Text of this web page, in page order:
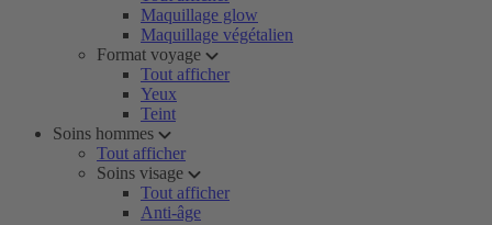
Maquillage glow
Maquillage végétalien
Format voyage
Tout afficher
Yeux
Teint
Soins hommes
Tout afficher
Soins visage
Tout afficher
Anti-âge